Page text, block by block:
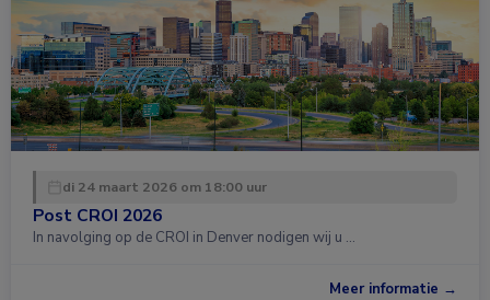
di 24 maart 2026 om 18:00 uur
Post CROI 2026
In navolging op de CROI in Denver nodigen wij u …
Meer informatie →